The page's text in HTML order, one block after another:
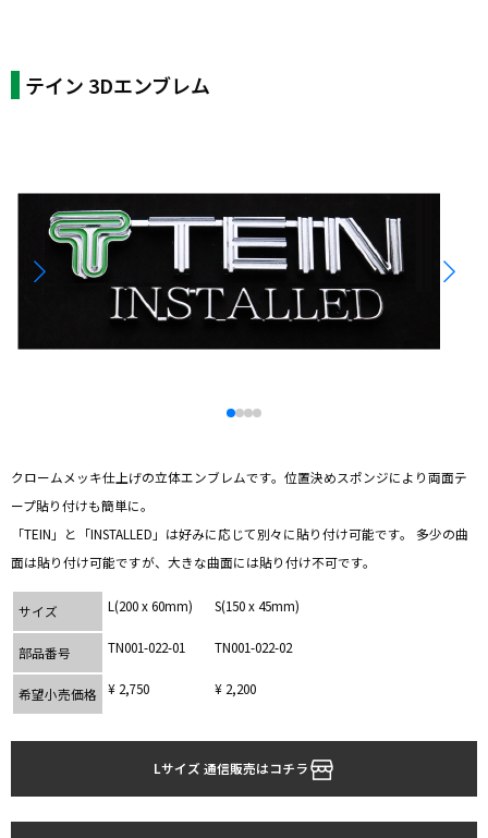
テイン 3Dエンブレム
クロームメッキ仕上げの立体エンブレムです。位置決めスポンジにより両面テ
ープ貼り付けも簡単に。
「TEIN」と「INSTALLED」は好みに応じて別々に貼り付け可能です。 多少の曲
面は貼り付け可能ですが、大きな曲面には貼り付け不可です。
サイズ L(200 x 60mm) S(150 x 45mm)
部品番号 TN001-022-01 TN001-022-02
希望小売価格 ¥ 2,750 ¥ 2,200
Lサイズ 通信販売はコチラ